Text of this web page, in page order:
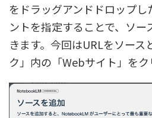
をドラッグアンドドロップ
ントを指定することで、ソ
きます。今回はURLをソー
ク」内の「Webサイト」をク